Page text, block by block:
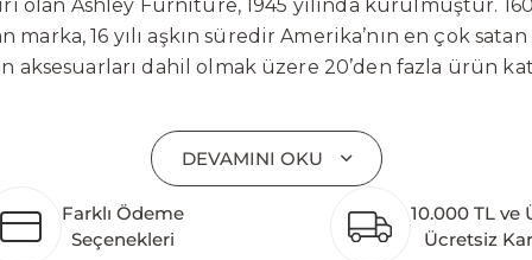
Ashley Furniture, 1945 yılında kurulmuştur.
marka, 16 yılı aşkın süredir Amerika’nın en çok
aksesuarları dahil olmak üzere 20’den fazla ürün
bir pazar payına ulaşmıştır. Marka; sadece
temel yaklaşım olarak benimsemektedir.
tesisinin altyapısı tamamlanmıştır. Ashley
pazarlarına hizmet vermektir. Dünya genelinde 7
katkı açısından önemli bir değer yaratmaktadır.
DEVAMINI OKU
Farklı Ödeme
Seçenekleri
10.000 TL ve
Ücretsiz